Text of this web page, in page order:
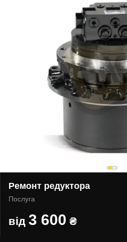
Ремонт редуктора
Послуга
від 3 600 ₴